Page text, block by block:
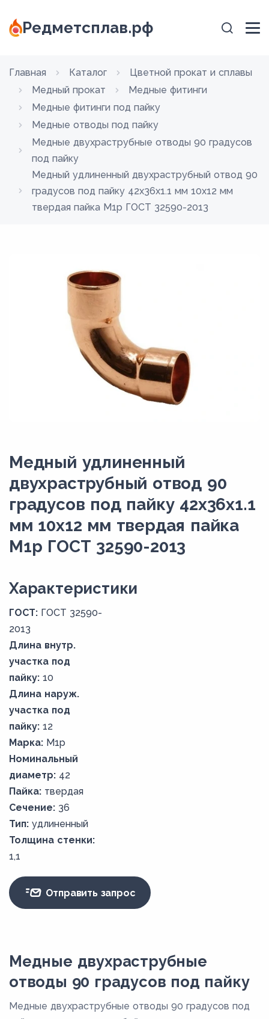
Редметсплав.рф
Главная Каталог
Цветной прокат и сплавы
Медный прокат
Медные фитинги
Медные фитинги под пайку
Медные отводы под пайку
Медные двухраструбные отводы 90 градусов
под пайку
Медный удлиненный двухраструбный отвод 90
градусов под пайку 42х36х1.1 мм 10х12 мм
твердая пайка М1р ГОСТ 32590-2013
Медный удлиненный
двухраструбный отвод 90
градусов под пайку 42х36х1.1
мм 10х12 мм твердая пайка
М1р ГОСТ 32590-2013
Xарактеристики
ГОСТ: ГОСТ 32590-
2013
Длина внутр.
участка под
пайку: 10
Длина наруж.
участка под
пайку: 12
Марка: М1р
Номинальный
диаметр: 42
Пайка: твердая
Сечение: 36
Тип: удлиненный
Толщина стенки:
1,1
Отправить запрос
Медные двухраструбные
отводы 90 градусов под пайку
Медные двухраструбные отводы 90 градусов под